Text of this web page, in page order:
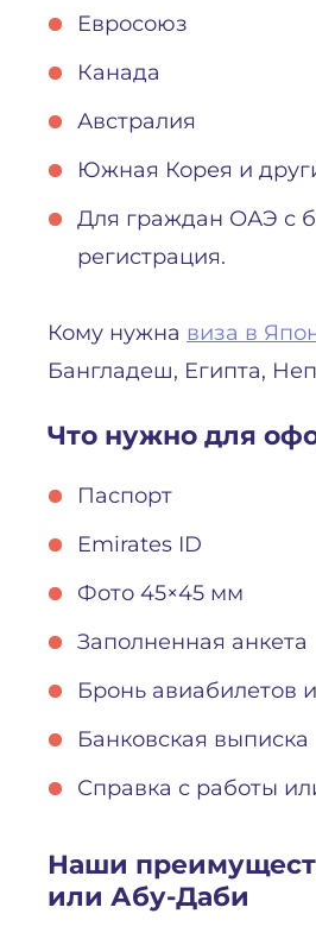
Евросоюз
Канада
Австралия
Южная Корея и
Для граждан ОАЭ с
регистрация.
Кому нужна виза в
Бангладеш, Египта,
Что нужно для
Паспорт
Emirates ID
Фото 45×45 мм
Заполненная анкета
Бронь авиабилетов
Банковская выписка
Справка с работы
Наши
или Абу-Даби